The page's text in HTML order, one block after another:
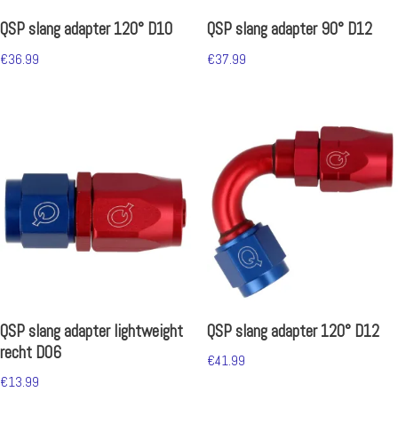
QSP slang adapter 120° D10
€36.99
QSP slang adapter 90° D12
€37.99
QSP slang adapter lightweight
recht D06
€13.99
QSP slang adapter 120° D12
€41.99